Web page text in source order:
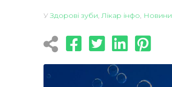
УЗдорові зуби,Лікар інфо, Новини